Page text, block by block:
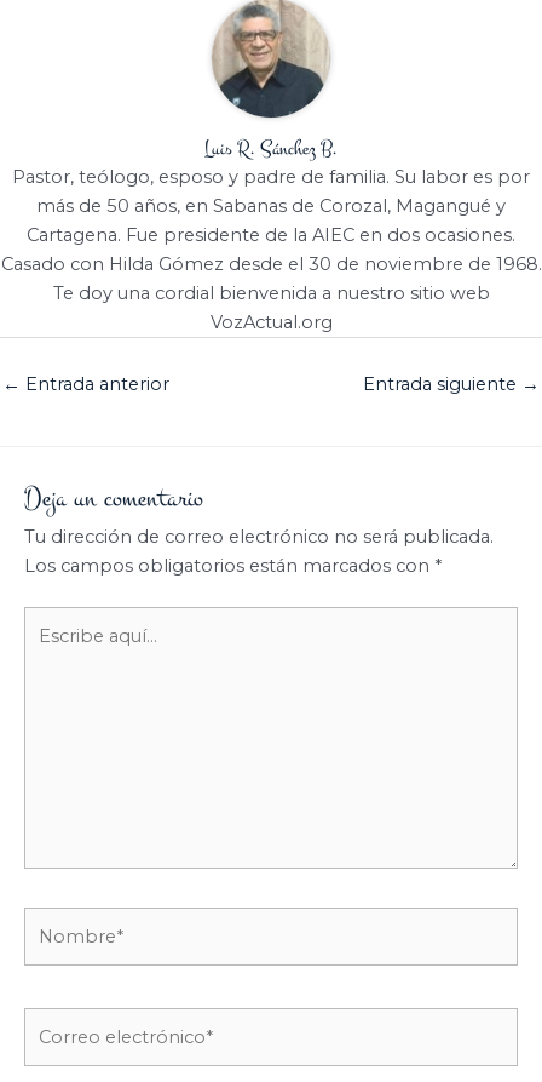
Luis R. Sánchez B.
Pastor, teólogo, esposo y padre de familia. Su labor es por
más de 50 años, en Sabanas de Corozal, Magangué y
Cartagena. Fue presidente de la AIEC en dos ocasiones.
Casado con Hilda Gómez desde el 30 de noviembre de 1968.
Te doy una cordial bienvenida a nuestro sitio web
VozActual.org
← Entrada anterior Entrada siguiente →
Deja un comentario
Tu dirección de correo electrónico no será publicada.
Los campos obligatorios están marcados con *
aquí...